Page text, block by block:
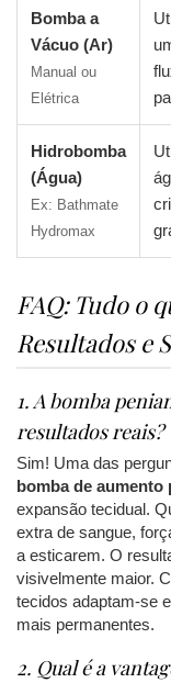
Bomba a
Vácuo (Ar)
Manual ou
Elétrica
Hidrobomba
(Água)
Ex: Bathmate
Hydromax
FAQ: Tudo o
Resultados e
1. A bomba
resultados reais?
Sim! Uma das
bomba de aumento
expansão tecidual.
extra de sangue,
a esticarem. O
visivelmente maior.
tecidos adaptam-se
mais permanentes.
2. Qual é a